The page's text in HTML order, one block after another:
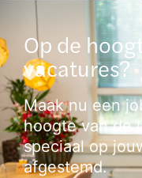
Op de
vacatures?
Maak nu een
hoogte van de
speciaal op
afgestemd.